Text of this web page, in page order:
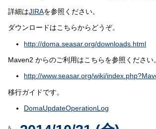
詳細はJIRAを参照ください。
ダウンロードはこちらからどうぞ。
http://doma.seasar.org/downloads.html
Maven2 からのご利用はこちらを参照ください
http://www.seasar.org/wiki/
移行ガイドです。
DomaUpdateOperationLog